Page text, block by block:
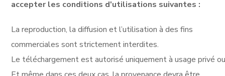
accepter les conditions d'utilisations suivantes :
La reproduction, la diffusion et l’utilisation à des fins
commerciales sont strictement interdites.
Le téléchargement est autorisé uniquement à usage privé